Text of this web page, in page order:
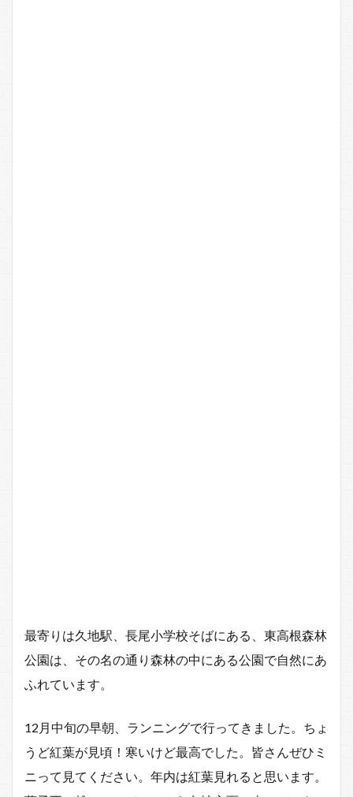
最寄りは久地駅、長尾小学校そばにある、東高根森林
公園は、その名の通り森林の中にある公園で自然にあ
ふれています。
12月中旬の早朝、ランニングで行ってきました。ちょ
うど紅葉が見頃！寒いけど最高でした。皆さんぜひミ
ニって見てください。年内は紅葉見れると思います。